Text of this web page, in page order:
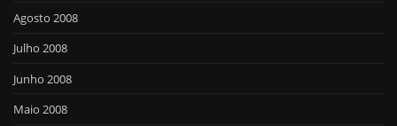
Agosto 2008
Julho 2008
Junho 2008
Maio 2008